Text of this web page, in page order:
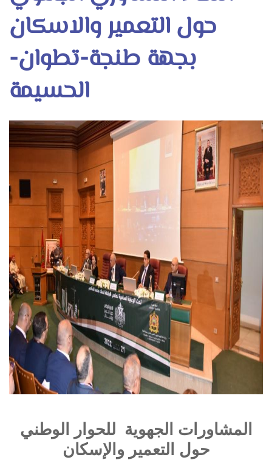
حول التعمير والاسكان
بجهة طنجة-تطوان-
الحسيمة
Image
المشاورات الجهوية للحوار الوطني
حول التعمير والإسكان